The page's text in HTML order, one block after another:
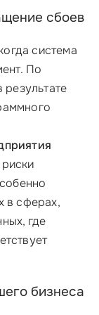
сбоев
система
По
результате
в сферах,
где
бизнеса